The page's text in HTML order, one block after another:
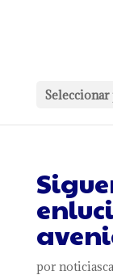
Seleccionar
por